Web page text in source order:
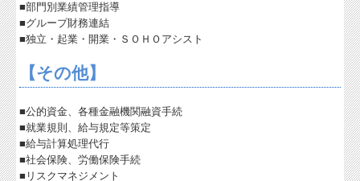
社長メニューASP版
TKCシステムQ&A
経営革新等支援機関とは
■部門別業績管理指導
■グループ財務連結
■独立・起業・開業・ＳＯＨＯアシスト
【その他】
■公的資金、各種金融機関融資手続
■就業規則、給与規定等策定
■給与計算処理代行
■社会保険、労働保険手続
■リスクマネジメント